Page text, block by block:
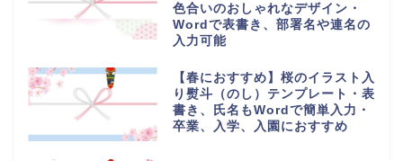
色合いのおしゃれなデザイン・
Wordで表書き、部署名や連名の
入力可能
【春におすすめ】桜のイラスト入
り熨斗（のし）テンプレート・表
書き、氏名もWordで簡単入力・
卒業、入学、入園におすすめ